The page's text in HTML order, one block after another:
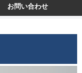
お問い合わせ